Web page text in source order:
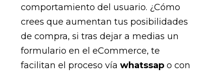
comportamiento del usuario. ¿Cómo
crees que aumentan tus posibilidades
de compra, si tras dejar a medias un
formulario en el eCommerce, te
facilitan el proceso vía whatssapo con